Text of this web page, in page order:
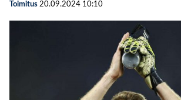
Toimitus 20.09.2024 10:10